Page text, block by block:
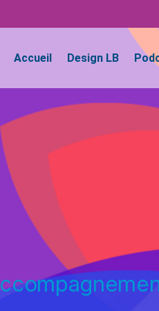
Accueil Design LB